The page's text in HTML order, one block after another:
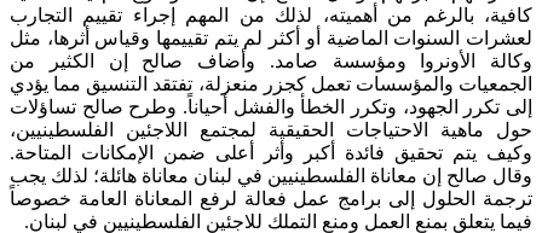
كافية، بالرغم من أهميته، لذلك من المهم إجراء تقييم التجارب
لعشرات السنوات الماضية أو أكثر لم يتم تقييمها وقياس أثرها، مثل
وكالة الأونروا ومؤسسة صامد. وأضاف صالح إن الكثير من
الجمعيات والمؤسسات تعمل كجزر منعزلة، تفتقد التنسيق مما يؤدي
إلى تكرر الجهود، وتكرر الخطأ والفشل أحياناً. وطرح صالح تساؤلات
حول ماهية الاحتياجات الحقيقية لمجتمع اللاجئين الفلسطينيين،
وكيف يتم تحقيق فائدة أكبر وأثر أعلى ضمن الإمكانات المتاحة.
وقال صالح إن معاناة الفلسطينيين في لبنان معاناة هائلة؛ لذلك يجب
ترجمة الحلول إلى برامج عمل فعالة لرفع المعاناة العامة خصوصاً
فيما يتعلق بمنع العمل ومنع التملك للاجئين الفلسطينيين في لبنان.